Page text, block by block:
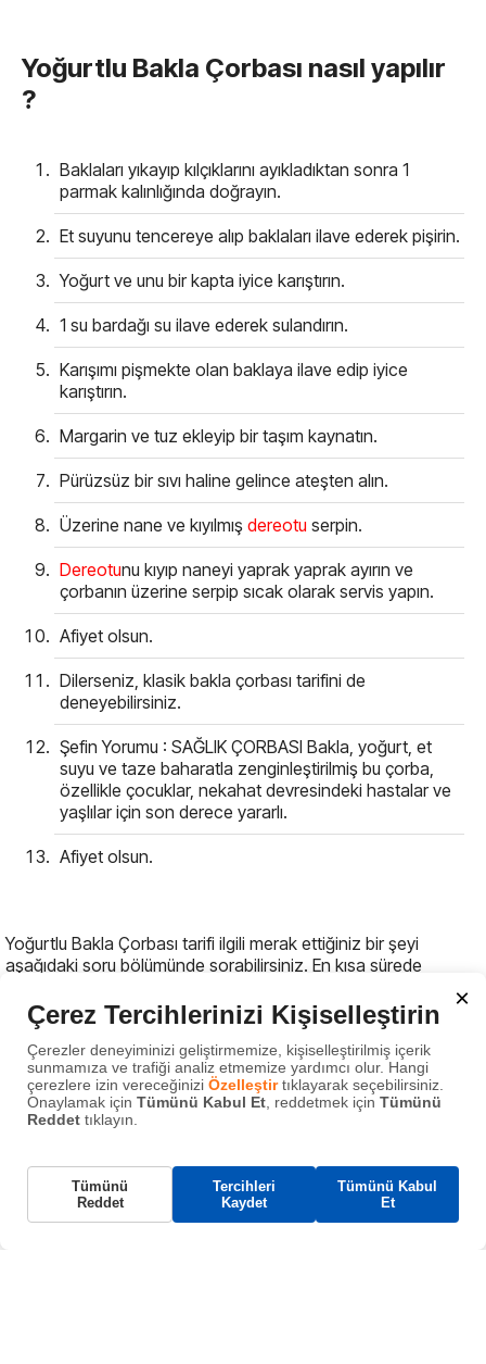
Yoğurtlu Bakla Çorbası nasıl yapılır
?
Baklaları yıkayıp kılçıklarını ayıkladıktan sonra 1
parmak kalınlığında doğrayın.
Et suyunu tencereye alıp baklaları ilave ederek pişirin.
Yoğurt ve unu bir kapta iyice karıştırın.
1 su bardağı su ilave ederek sulandırın.
Karışımı pişmekte olan baklaya ilave edip iyice
karıştırın.
Margarin ve tuz ekleyip bir taşım kaynatın.
Pürüzsüz bir sıvı haline gelince ateşten alın.
Üzerine nane ve kıyılmış dereotu serpin.
Dereotunu kıyıp naneyi yaprak yaprak ayırın ve
çorbanın üzerine serpip sıcak olarak servis yapın.
Afiyet olsun.
Dilerseniz, klasik bakla çorbası tarifini de
deneyebilirsiniz.
Şefin Yorumu : SAĞLIK ÇORBASI Bakla, yoğurt, et
suyu ve taze baharatla zenginleştirilmiş bu çorba,
özellikle çocuklar, nekahat devresindeki hastalar ve
yaşlılar için son derece yararlı.
Afiyet olsun.
Yoğurtlu Bakla Çorbası tarifi ilgili merak ettiğiniz bir şeyi
aşağıdaki soru bölümünde sorabilirsiniz. En kısa sürede
Bu tarifle ilgili merak ettiğiniz bir şey
var mı?
×
Çerez Tercihlerinizi Kişiselleştirin
Çerezler deneyiminizi geliştirmemize, kişiselleştirilmiş içerik
sunmamıza ve trafiği analiz etmemize yardımcı olur. Hangi
çerezlere izin vereceğinizi Özelleştirtıklayarak seçebilirsiniz.
Onaylamak için Tümünü Kabul Et , reddetmek için Tümünü
Reddet tıklayın.
Gerekli Çerezler
Bu çerezler, web sitemizin çalışması için gereklidir
ve sistemlerimizde kapatılamaz. Bunlar genellikle
Tümünü
Reddet
Tercihleri
Kaydet
Tümünü Kabul
Et